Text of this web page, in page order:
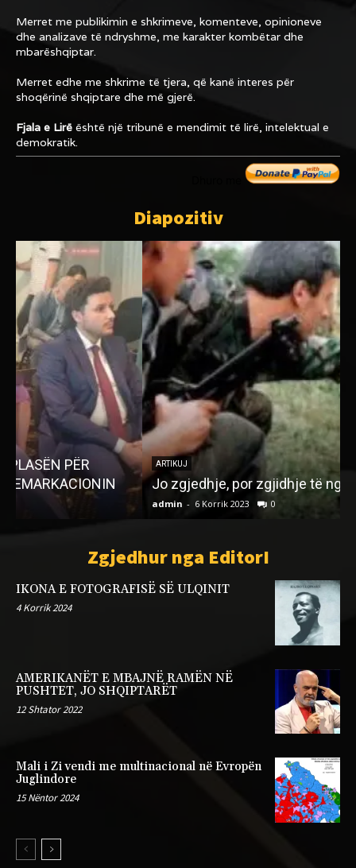
Merret me publikimin e shkrimeve, komenteve, opinioneve
dhe analizave të ndryshme, me karakter kombëtar dhe
mbarëshqiptar.
Merret edhe me shkrime të tjera, që kanë interes për
shoqërinë shqiptare dhe më gjerë.
Fjala e Lirë është një tribunë e mendimit të lirë, intelektual e
demokratik.
Diapozitiv
ARTIKUJ
Jo zgjedhje, por zgjidhje të ngërçit politik!
6 Korrik 2023
Zgjedhur nga EditorI
IKONA E FOTOGRAFISË SË ULQINIT
4 Korrik 2024
AMERIKANËT E MBAJNË RAMËN NË
PUSHTET, JO SHQIPTARËT
12 Shtator 2022
Mali i Zi vendi me multinacional në Evropën
Juglindore
15 Nëntor 2024